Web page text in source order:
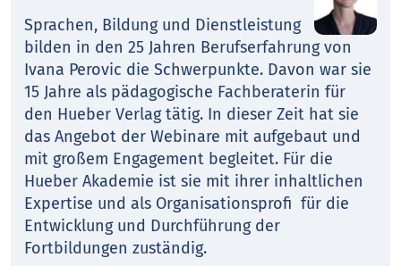
Sprachen, Bildung und Dienstleistung
bilden in den 25 Jahren Berufserfahrung von
Ivana Perovic die Schwerpunkte. Davon war sie
15 Jahre als pädagogische Fachberaterin für
den Hueber Verlag tätig. In dieser Zeit hat sie
das Angebot der Webinare mit aufgebaut und
mit großem Engagement begleitet. Für die
Hueber Akademie ist sie mit ihrer inhaltlichen
Expertise und als Organisationsprofi für die
Entwicklung und Durchführung der
Fortbildungen zuständig.